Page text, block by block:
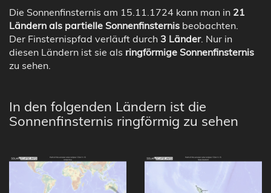
Die Sonnenfinsternis am 15.11.1724 kann man in 21
Ländern als partielle Sonnenfinsternis beobachten.
Der Finsternispfad verläuft durch 3 Länder. Nur in
diesen Ländern ist sie als ringförmige Sonnenfinsternis
zu sehen.
In den folgenden Ländern ist die
Sonnenfinsternis ringförmig zu sehen